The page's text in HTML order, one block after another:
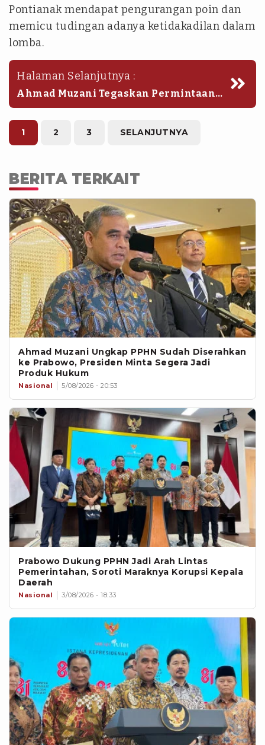
Pontianak mendapat pengurangan poin dan
memicu tudingan adanya ketidakadilan dalam
lomba.
Halaman Selanjutnya :
Ahmad Muzani Tegaskan Permintaan
Maaf Sudah Disampaikan
1 2 3 SELANJUTNYA
BERITA TERKAIT
Ahmad Muzani Ungkap PPHN Sudah Diserahkan
ke Prabowo, Presiden Minta Segera Jadi
Produk Hukum
Nasional 5/08/2026 - 20:53
Prabowo Dukung PPHN Jadi Arah Lintas
Pemerintahan, Soroti Maraknya Korupsi Kepala
Daerah
Nasional 3/08/2026 - 18:33